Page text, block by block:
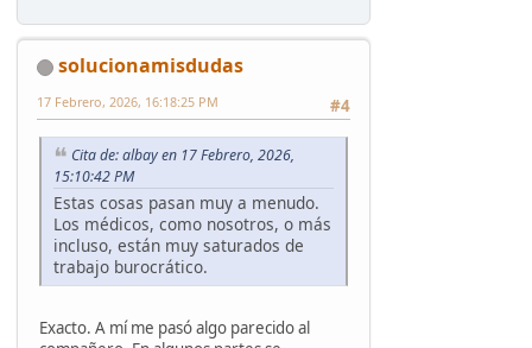
solucionamisdudas
#4
17 Febrero, 2026, 16:18:25 PM
Cita de: albay en 17 Febrero, 2026,
15:10:42 PM
Estas cosas pasan muy a menudo.
Los médicos, como nosotros, o más
incluso, están muy saturados de
trabajo burocrático.
Exacto. A mí me pasó algo parecido al